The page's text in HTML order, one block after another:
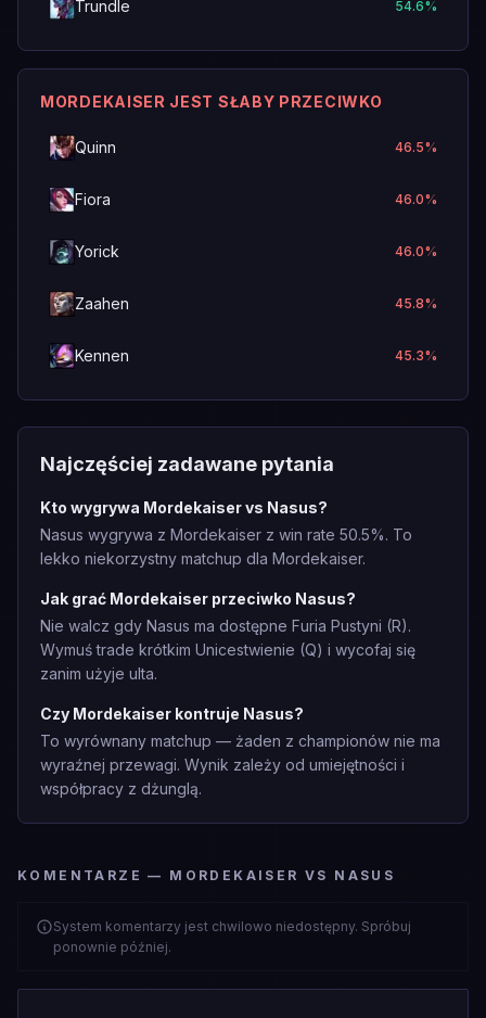
Trundle 54.6%
MORDEKAISER JEST SŁABY PRZECIWKO
Quinn 46.5%
Fiora 46.0%
Yorick 46.0%
Zaahen 45.8%
Kennen 45.3%
Najczęściej zadawane pytania
Kto wygrywa Mordekaiser vs Nasus?
Nasus wygrywa z Mordekaiser z win rate 50.5%. To
lekko niekorzystny matchup dla Mordekaiser.
Jak grać Mordekaiser przeciwko Nasus?
Nie walcz gdy Nasus ma dostępne Furia Pustyni (R).
Wymuś trade krótkim Unicestwienie (Q) i wycofaj się
zanim użyje ulta.
Czy Mordekaiser kontruje Nasus?
To wyrównany matchup — żaden z championów nie ma
wyraźnej przewagi. Wynik zależy od umiejętności i
współpracy z dżunglą.
KOMENTARZE — MORDEKAISER VS NASUS
System komentarzy jest chwilowo niedostępny. Spróbuj
ponownie później.